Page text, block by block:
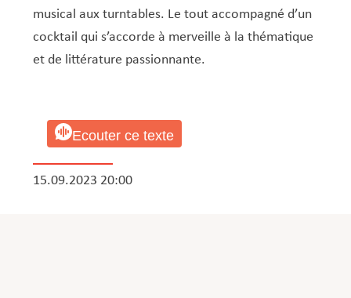
musical aux turntables. Le tout accompagné d’un
cocktail qui s’accorde à merveille à la thématique
et de littérature passionnante.
Ecouter ce texte
15.09.2023 20:00